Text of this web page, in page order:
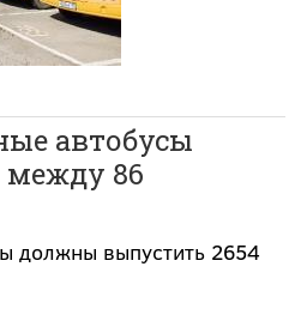
автобусы
между 86
должны выпустить 2654